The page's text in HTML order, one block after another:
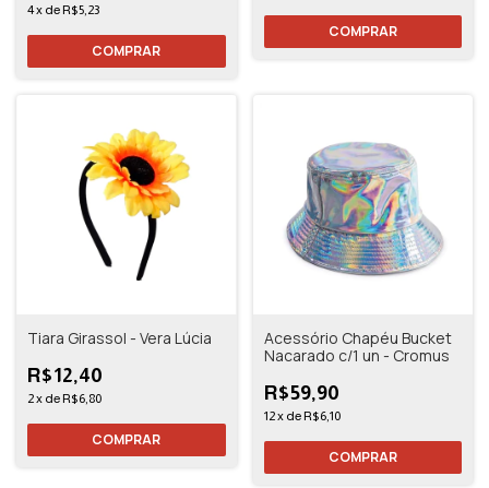
4x de R$5,23
Tiara Girassol - Vera Lúcia
R$12,40
2x de R$6,80
Acessório Chapéu Bucket
Nacarado c/1 un - Cromus
R$59,90
12x de R$6,10